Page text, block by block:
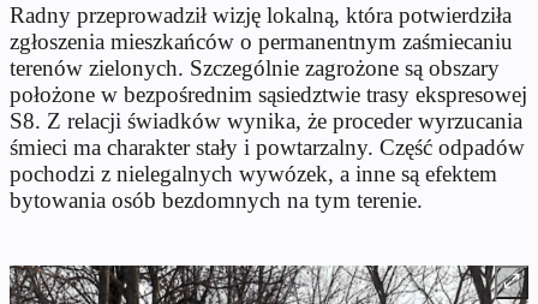
Radny przeprowadził wizję lokalną, która potwierdziła
zgłoszenia mieszkańców o permanentnym zaśmiecaniu
terenów zielonych. Szczególnie zagrożone są obszary
położone w bezpośrednim sąsiedztwie trasy ekspresowej
S8. Z relacji świadków wynika, że proceder wyrzucania
śmieci ma charakter stały i powtarzalny. Część odpadów
pochodzi z nielegalnych wywózek, a inne są efektem
bytowania osób bezdomnych na tym terenie.